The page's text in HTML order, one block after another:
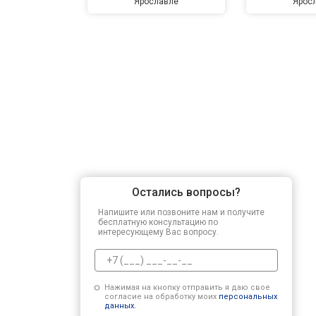
Остались вопросы?
Напишите или позвоните нам и получите
бесплатную консультацию по
интересующему Вас вопросу.
Нажимая на кнопку отправить я даю свое
согласие на обработку моих персональных
данных.